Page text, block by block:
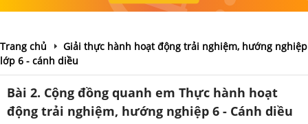
Trang chủ
Giải thực hành hoạt động trải nghiệm, hướng nghiệp
lớp 6 - cánh diều
Bài 2. Cộng đồng quanh em Thực hành hoạt
động trải nghiệm, hướng nghiệp 6 - Cánh diều